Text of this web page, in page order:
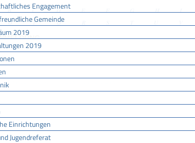
Engagement
Gemeinde
2019
2019
Einrichtungen
Jugendreferat
B C D E F G H I
O P Q
zulassen, abmelden oder ummelden